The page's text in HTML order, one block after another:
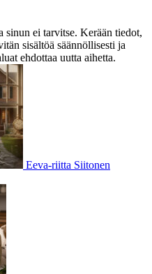
sinun ei tarvitse. Kerään tiedot,
sisältöä säännöllisesti ja
ehdottaa uutta aihetta.
Eeva-riitta Siitonen